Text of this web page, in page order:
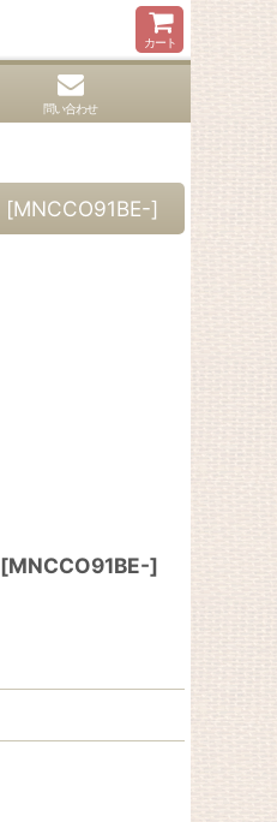
カート
問い合わせ
[MNCCO91BE-]
[MNCCO91BE-]